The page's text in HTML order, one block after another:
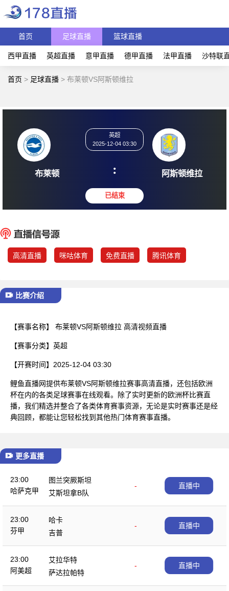
首页 足球直播 篮球直播
西甲直播 英超直播 意甲直播 德甲直播 法甲直播 沙特联
首页 > 足球直播 > 布莱顿VS阿斯顿维拉
布莱顿
2025-12-04 03:30
: 阿斯
高清直播 咪咕体育 免费直播 腾讯体育
比赛介绍
【赛事名称】 布莱顿VS阿斯顿维拉 高清视频直播
【赛事分类】 英超
【开赛时间】 2025-12-04 03:30
鲤鱼直播网提供布莱顿VS阿斯顿维拉赛事高清直播，还包括欧洲
杯在内的各类足球赛事在线观看。除了实时更新的欧洲杯比赛直
播，我们精选并整合了各类体育赛事资源，无论是实时赛事还是经
典回顾，都能让您轻松找到其他热门体育赛事直播。
更多直播
23:00
哈萨克甲
图兰突厥斯坦
-
艾斯坦拿B队
直播中
23:00
芬甲
哈卡
-
吉普
直播中
23:00
阿美超
艾拉华特
-
萨达拉帕特
直播中